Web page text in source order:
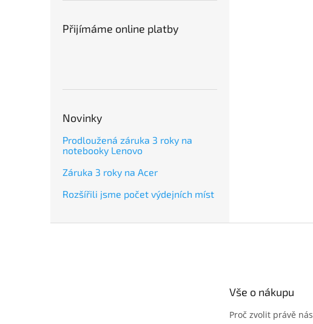
Přijímáme online platby
Novinky
Prodloužená záruka 3 roky na
notebooky Lenovo
Záruka 3 roky na Acer
Rozšířili jsme počet výdejních míst
Vše o nákupu
Proč zvolit právě nás